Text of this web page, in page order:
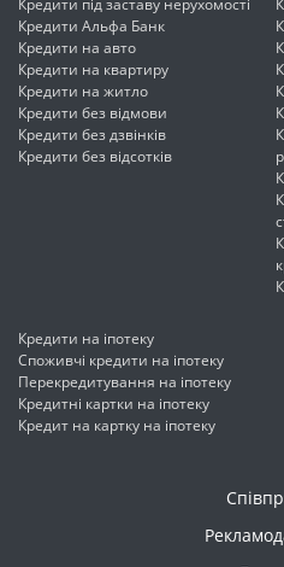
Кредити під заставу нерухомості
Кредити Альфа Банк
Кредити на авто
Кредити на квартиру
Кредити на житло
Кредити без відмови
Кредити без дзвінків
Кредити без відсотків
Кредити на іпотеку
Споживчі кредити на іпотеку
Перекредитування на іпотеку
Кредитні картки на іпотеку
Кредит на картку на іпотеку